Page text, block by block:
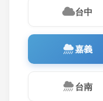
台中
嘉義
台南